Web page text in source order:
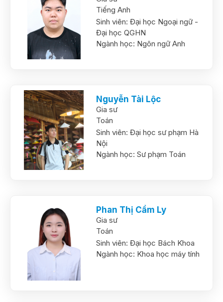
Tiếng Anh
Sinh viên: Đại học Ngoại ngữ -
Đại học QGHN
Ngành học: Ngôn ngữ Anh
Nguyễn Tài Lộc
Gia sư
Toán
Sinh viên: Đại học sư phạm Hà
Nội
Ngành học: Sư phạm Toán
Phan Thị Cẩm Ly
Gia sư
Toán
Sinh viên: Đại học Bách Khoa
Ngành học: Khoa học máy tính